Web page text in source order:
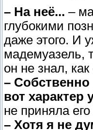
– На неё... –
глубокими
даже этого. И
мадемуазель,
он не знал,
– Собственно
вот характер
не приняла
– Хотя я не